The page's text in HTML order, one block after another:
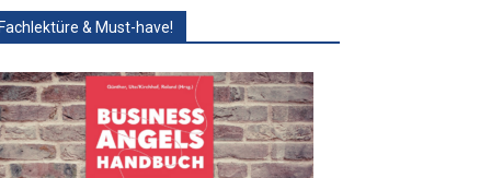
& Must-have!